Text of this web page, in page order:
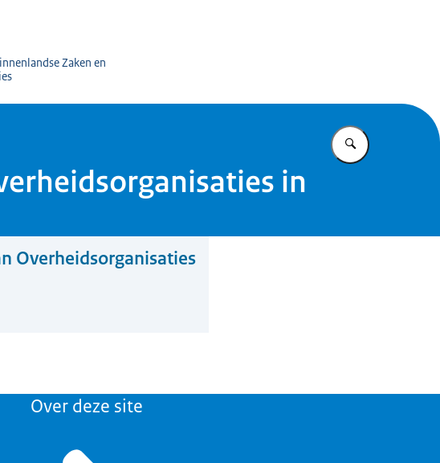
Zaken en
Vul in wat u
in
Overheidsorganisaties
Over deze site